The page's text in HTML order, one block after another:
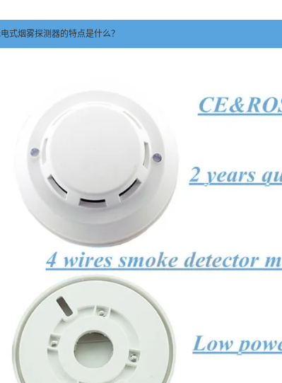
式烟雾探测器的特点是什么？